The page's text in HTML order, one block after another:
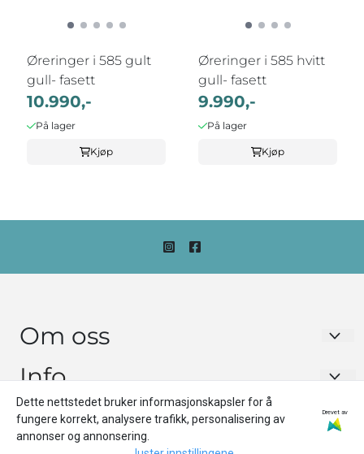
Øreringer i 585 gult
gull- fasett
10.990,-
På lager
Kjøp
Øreringer i 585 hvitt
gull- fasett
9.990,-
På lager
Kjøp
Om oss
Urmaker Monsen as
Jernbanegata 18
8622 Mo i Rana
Info
Om oss
Forsendelse og retur
Dette nettstedet bruker informasjonskapsler for å
fungere korrekt, analysere trafikk, personalisering av
annonser og annonsering.
Drevet av